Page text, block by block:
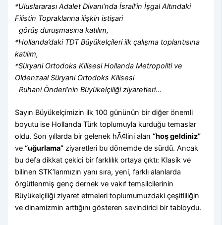
*Uluslararası Adalet Divanı’nda İsrail’in İşgal Altındaki
Filistin Topraklarına ilişkin istişari
görüş duruşmasına katılım,
*Hollanda’daki TDT Büyükelçileri ilk çalışma toplantısına
katılım,
*Süryani Ortodoks Kilisesi Hollanda Metropoliti ve
Oldenzaal Süryani Ortodoks Kilisesi
Ruhani Önderi’nin Büyükelçiliği ziyaretleri…
Sayın Büyükelçimizin ilk 100 gününün bir diğer önemli
boyutu ise Hollanda Türk toplumuyla kurduğu temaslar
oldu. Son yıllarda bir gelenek hÃ¢lini alan“hoş geldiniz”
ve“uğurlama” ziyaretleri bu dönemde de sürdü. Ancak
bu defa dikkat çekici bir farklılık ortaya çıktı: Klasik ve
bilinen STK’larımızın yanı sıra, yeni, farklı alanlarda
örgütlenmiş genç dernek ve vakıf temsilcilerinin
Büyükelçiliği ziyaret etmeleri toplumumuzdaki çeşitliliğin
ve dinamizmin arttığını gösteren sevindirici bir tabloydu.